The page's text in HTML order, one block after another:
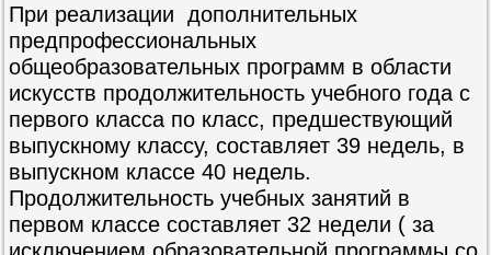
При реализации дополнительных
предпрофессиональных
общеобразовательных программ в области
искусств продолжительность учебного года с
первого класса по класс, предшествующий
выпускному классу, составляет 39 недель, в
выпускном классе 40 недель.
Продолжительность учебных занятий в
первом классе составляет 32 недели ( за
исключением образовательной программы со